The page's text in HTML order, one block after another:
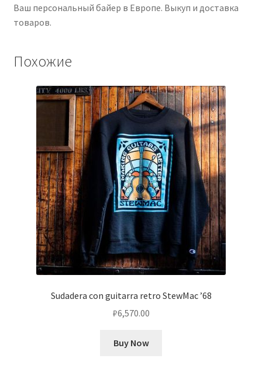
Ваш персональный байер в Европе. Выкуп и доставка
товаров.
Похожие
Sudadera con guitarra retro StewMac ’68
₽6,570.00
Buy Now